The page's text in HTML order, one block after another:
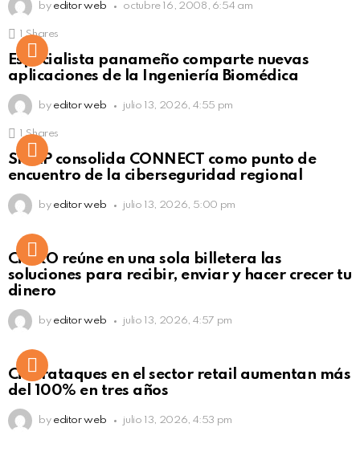
by editor web octubre 16, 2008, 6:54 am
Click to view this post
Shares
Especialista panameño comparte nuevas
aplicaciones de la Ingeniería Biomédica
by editor web julio 13, 2026, 4:55 pm
Click to view this post
Shares
SISAP consolida CONNECT como punto de
encuentro de la ciberseguridad regional
by editor web julio 13, 2026, 5:00 pm
Not Safe For Work
Click to view this post
CiNKO reúne en una sola billetera las
soluciones para recibir, enviar y hacer crecer tu
dinero
by editor web julio 13, 2026, 4:57 pm
Ciberataques en el sector retail aumentan más
del 100% en tres años
by editor web julio 13, 2026, 4:53 pm